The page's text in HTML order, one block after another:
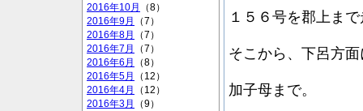
2016年10月
（8）
2016年9月
（7）
2016年8月
（7）
2016年7月
（7）
2016年6月
（8）
2016年5月
（12）
2016年4月
（12）
2016年3月
（9）
１５６号を郡上ま
そこから、下呂方
加子母まで。